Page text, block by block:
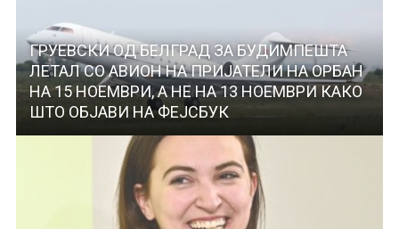
ГРУЕВСКИ ОД БЕЛГРАД ЗА БУДИМПЕШТА
ЛЕТАЛ СO АВИОН НА ПРИЈАТЕЛИ НА ОРБАН
НА 15 НОЕМВРИ, А НЕ НА 13 НОЕМВРИ КАКО
ШТО ОБЈАВИ НА ФЕЈСБУК